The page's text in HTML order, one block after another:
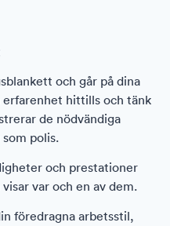
och går på dina
hittills och tänk
de nödvändiga
polis.
och prestationer
var och en av dem.
föredragna arbetsstil,